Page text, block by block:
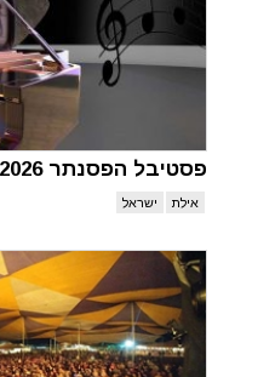
פסטיבל הפסנתר 2026
אילת ישראל